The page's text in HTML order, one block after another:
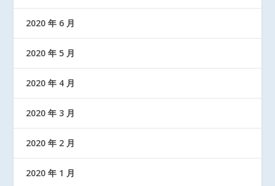
2020 年 6 月
2020 年 5 月
2020 年 4 月
2020 年 3 月
2020 年 2 月
2020 年 1 月